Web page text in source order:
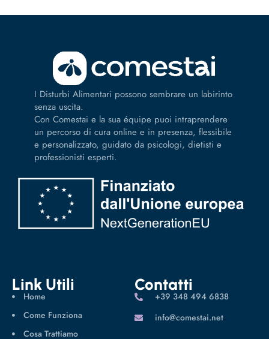
I Disturbi Alimentari possono sembrare un labirinto
senza uscita.
Con Comestai e la sua équipe puoi intraprendere
un percorso di cura online e in presenza, flessibile
e personalizzato, guidato da psicologi, dietisti e
professionisti esperti.
Link Utili
Home
Come Funziona
Cosa Trattiamo
Contatti
‪+39 348 494 6838
info@comestai.net